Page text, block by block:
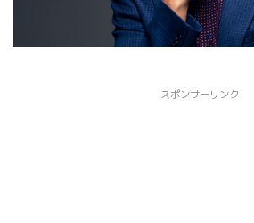
スポンサーリンク